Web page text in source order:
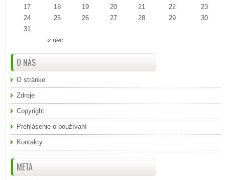
« dec
17
18 19 20 21 22
23
24
25 26 27 28 29
30
31
O NÁS
O stránke
Zdroje
Copyright
Prehlásenie o používaní
Kontakty
META